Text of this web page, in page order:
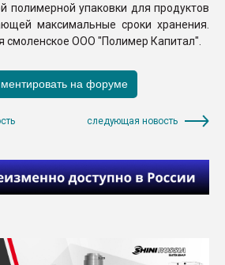
полимерной упаковки для продуктов
максимальные сроки хранения.
смоленское ООО "Полимер Капитал".
следующая новость